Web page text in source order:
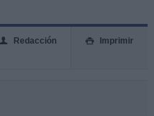
 Imprimir
👤 Redacción